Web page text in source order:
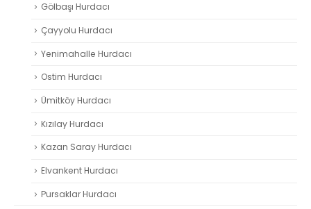
Gölbaşı Hurdacı
Çayyolu Hurdacı
Yenimahalle Hurdacı
Ostim Hurdacı
Ümitköy Hurdacı
Kızılay Hurdacı
Kazan Saray Hurdacı
Elvankent Hurdacı
Pursaklar Hurdacı